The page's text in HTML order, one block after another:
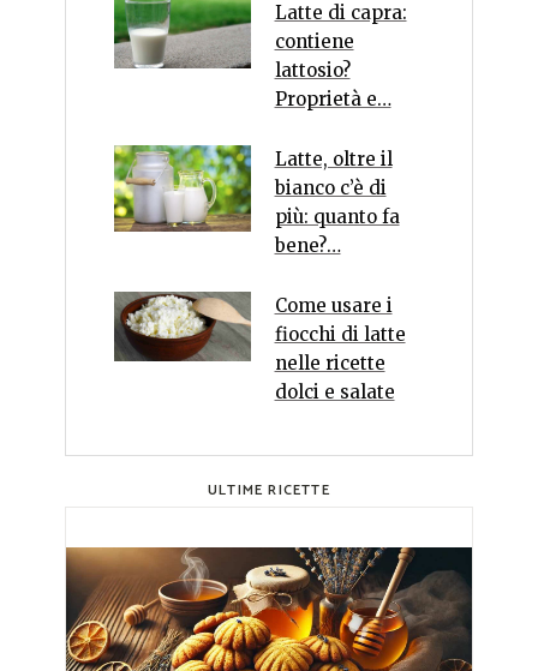
Latte di capra:
contiene
lattosio?
Proprietà e…
Latte, oltre il
bianco c’è di
più: quanto fa
bene?…
Come usare i
fiocchi di latte
nelle ricette
dolci e salate
ULTIME RICETTE